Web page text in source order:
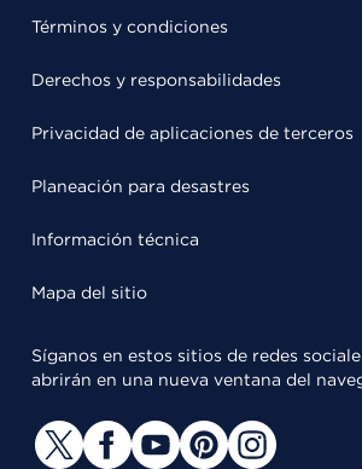
Términos y condiciones
Derechos y responsabilidades
Privacidad de aplicaciones de terceros
Planeación para desastres
Información técnica
Mapa del sitio
Síganos en estos sitios de redes
abrirán en una nueva ventana del